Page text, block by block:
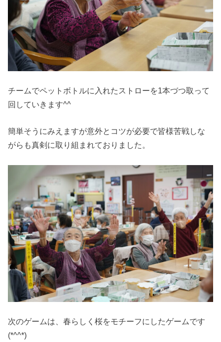
チームでペットボトルに入れたストローを1本づつ取って
回していきます^^
簡単そうにみえますが意外とコツが必要で皆様苦戦しな
がらも真剣に取り組まれておりました。
次のゲームは、春らしく桜をモチーフにしたゲームです
(*^^*)